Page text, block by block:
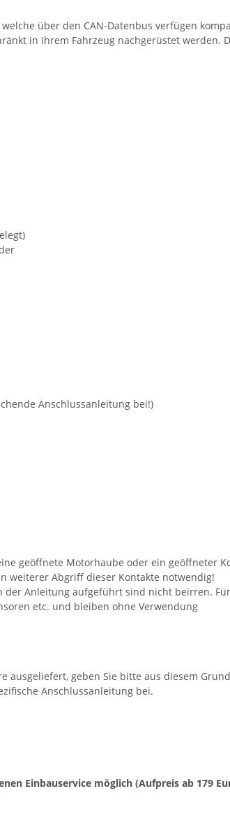
über den CAN-Datenbus verfügen
in Ihrem Fahrzeug nachgerüstet werden.
Anschlussanleitung bei!)
geöffnete Motorhaube oder ein geöffneter
weiterer Abgriff dieser Kontakte notwendig!
Anleitung aufgeführt sind nicht beirren.
etc. und bleiben ohne Verwendung
ausgeliefert, geben Sie bitte aus diesem
Anschlussanleitung bei.
Einbauservice möglich (Aufpreis ab 179